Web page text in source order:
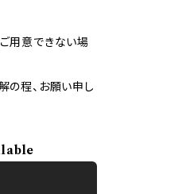
用意できない場
の程、お願い申し